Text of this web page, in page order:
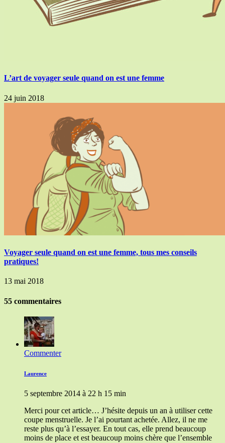
L’art de voyager seule quand on est une femme
24 juin 2018
Voyager seule quand on est une femme, tous mes conseils
pratiques!
13 mai 2018
55 commentaires
Commenter
Laurence
5 septembre 2014 à 22 h 15 min
Merci pour cet article… J’hésite depuis un an à utiliser cette
coupe menstruelle. Je l’ai pourtant achetée. Allez, il ne me
reste plus qu’à l’essayer. En tout cas, elle prend beaucoup
moins de place et est beaucoup moins chère que l’ensemble